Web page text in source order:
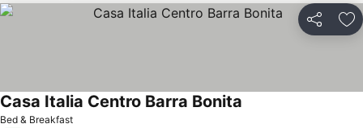
Partilhar
Bed & Breakfast
Casa Italia Centro Barra Bonita